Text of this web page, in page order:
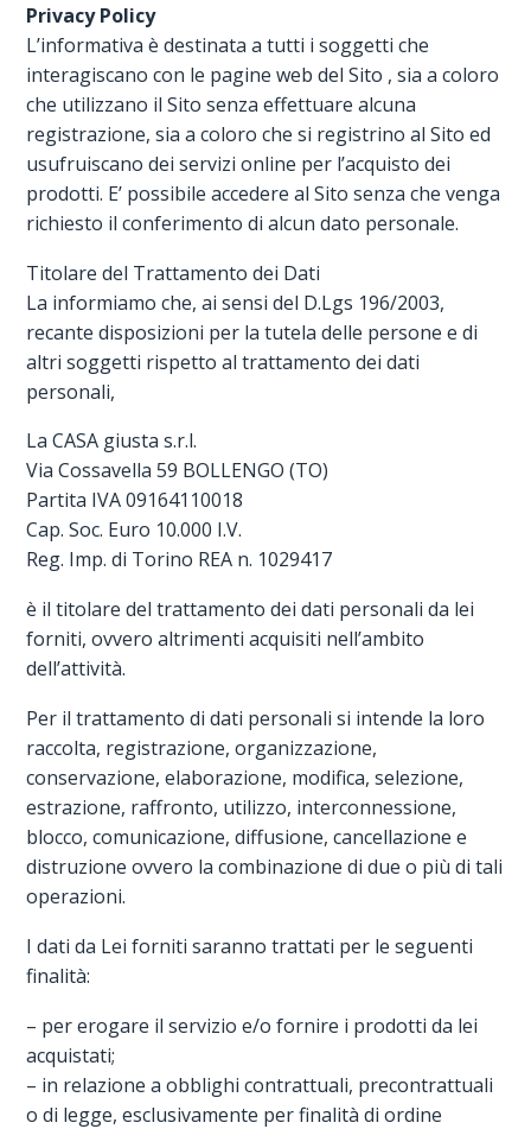
Privacy Policy
L’informativa è destinata a tutti i soggetti che
interagiscano con le pagine web del Sito , sia a coloro
che utilizzano il Sito senza effettuare alcuna
registrazione, sia a coloro che si registrino al Sito ed
usufruiscano dei servizi online per l’acquisto dei
prodotti. E’ possibile accedere al Sito senza che venga
richiesto il conferimento di alcun dato personale.
Titolare del Trattamento dei Dati
La informiamo che, ai sensi del D.Lgs 196/2003,
recante disposizioni per la tutela delle persone e di
altri soggetti rispetto al trattamento dei dati
personali,
La CASA giusta s.r.l.
Via Cossavella 59 BOLLENGO (TO)
Partita IVA 09164110018
Cap. Soc. Euro 10.000 I.V.
Reg. Imp. di Torino REA n. 1029417
è il titolare del trattamento dei dati personali da lei
forniti, ovvero altrimenti acquisiti nell’ambito
dell’attività.
Per il trattamento di dati personali si intende la loro
raccolta, registrazione, organizzazione,
conservazione, elaborazione, modifica, selezione,
estrazione, raffronto, utilizzo, interconnessione,
blocco, comunicazione, diffusione, cancellazione e
distruzione ovvero la combinazione di due o più di tali
operazioni.
I dati da Lei forniti saranno trattati per le seguenti
finalità:
– per erogare il servizio e/o fornire i prodotti da lei
acquistati;
– in relazione a obblighi contrattuali, precontrattuali
o di legge, esclusivamente per finalità di ordine